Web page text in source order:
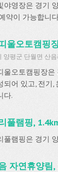
야영장은 경기
약이 가능합니
울오토캠핑
양평군 단월면 산
울오토캠핑장은
되어 있고, 전기,
다.
풀램핑,
풀램핑은 경기
자연휴양림,